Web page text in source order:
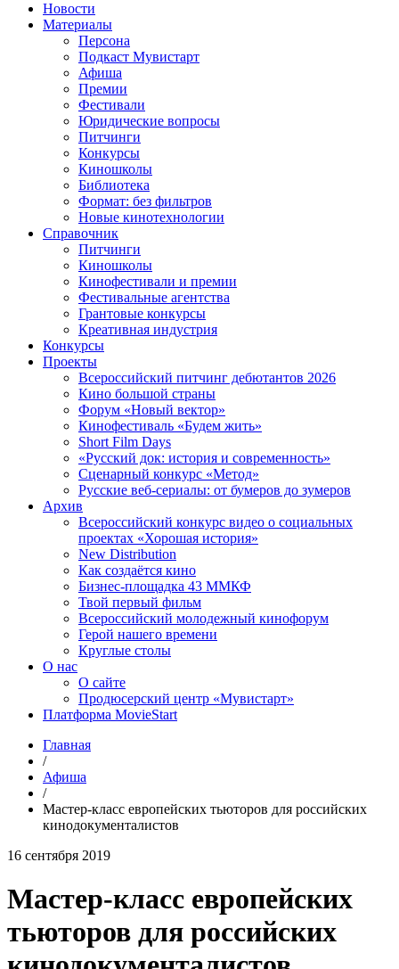
Новости
Материалы
Персона
Подкаст Мувистарт
Афиша
Премии
Фестивали
Юридические вопросы
Питчинги
Конкурсы
Киношколы
Библиотека
Формат: без фильтров
Новые кинотехнологии
Справочник
Питчинги
Киношколы
Кинофестивали и премии
Фестивальные агентства
Грантовые конкурсы
Креативная индустрия
Конкурсы
Проекты
Всероссийский питчинг дебютантов 2026
Кино большой страны
Форум «Новый вектор»
Кинофестиваль «Будем жить»
Short Film Days
«Русский док: история и современность»
Сценарный конкурс «Метод»
Русские веб-сериалы: от бумеров до зумеров
Архив
Всероссийский конкурс видео о социальных
проектах «Хорошая история»
New Distribution
Как создаётся кино
Бизнес-площадка 43 ММКФ
Твой первый фильм
Всероссийский молодежный кинофорум
Герой нашего времени
Круглые столы
О нас
О сайте
Продюсерский центр «Мувистарт»
Платформа MovieStart
Главная
/
Афиша
/
Мастер-класс европейских тьюторов для российских
кинодокументалистов
16 сентября 2019
Мастер-класс европейских
тьюторов для российских